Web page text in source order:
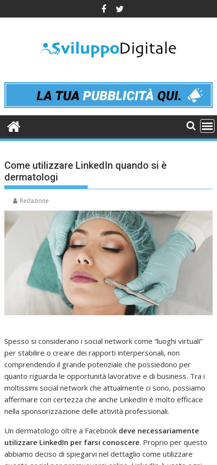
to
Come utilizzare LinkedIn quando si è
dermatologi
Redazione
Spesso si considerano i social network come “luoghi virtuali”
per stabilire o creare dei rapporti interpersonali, non
comprendendo il grande potenziale che possiedono per
quanto riguarda le opportunità lavorative e di business. Tra i
moltissimi social network che attualmente ci sono, possiamo
affermare con certezza che anche LinkedIn è molto efficace
nella sponsorizzazione delle attività professionali.
Un dermatologo oltre a Facebook deve necessariamente
utilizzare LinkedIn per farsi conoscere. Proprio per questo
abbiamo deciso di spiegarvi nel dettaglio come utilizzare